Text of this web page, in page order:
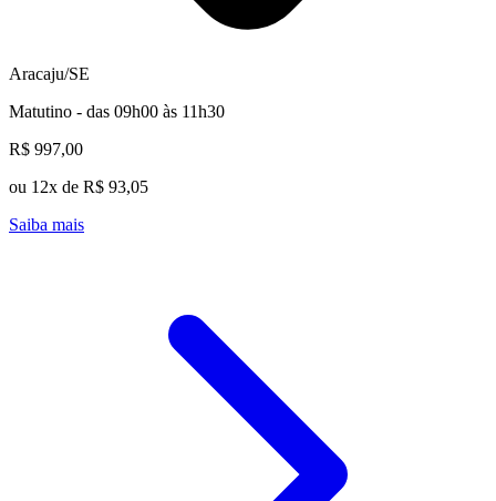
Aracaju/SE
Matutino - das 09h00 às 11h30
R$ 997,00
ou 12x de R$ 93,05
Saiba mais